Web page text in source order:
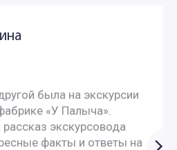
была на экскурсии
«У Палыча».
экскурсовода
факты и ответы на